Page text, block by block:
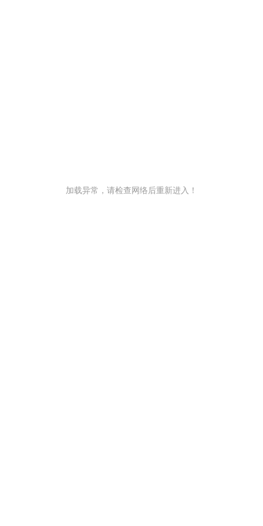
加载异常，请检查网络后重新进入！